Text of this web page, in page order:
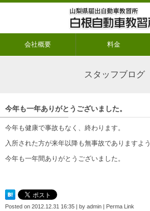
会社概要 料金
スタッフブログ
今年も一年ありがとうございました。
今年も健康で事故もなく、終わります。
入所された方が来年以降も無事故でありますよ
今年も一年間ありがとうございました。
Posted on 2012.12.31 16:35 by admin Perma Link